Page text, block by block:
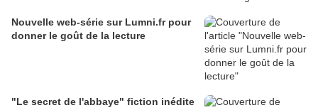
Nouvelle web-série sur Lumni.fr pour
donner le goût de la lecture
"Le secret de l'abbaye" fiction inédite